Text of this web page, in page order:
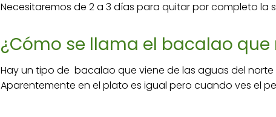
Necesitaremos de 2 a 3 días para quitar por completo
¿Cómo se llama el bacalao
Hay un tipo de bacalao que viene de las aguas del norte
Aparentemente en el plato es igual pero cuando ves el